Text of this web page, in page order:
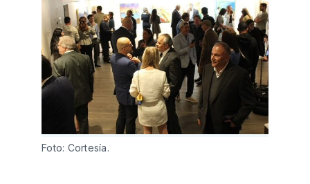
Foto: Cortesía.